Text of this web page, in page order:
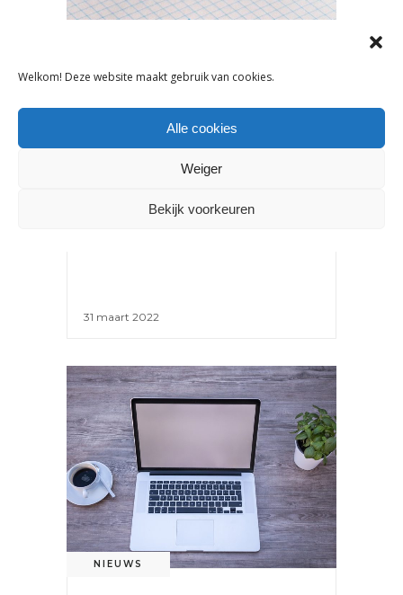
Welkom! Deze website maakt gebruik van cookies.
Alle cookies
Weiger
Bekijk voorkeuren
31 maart 2022
NIEUWS